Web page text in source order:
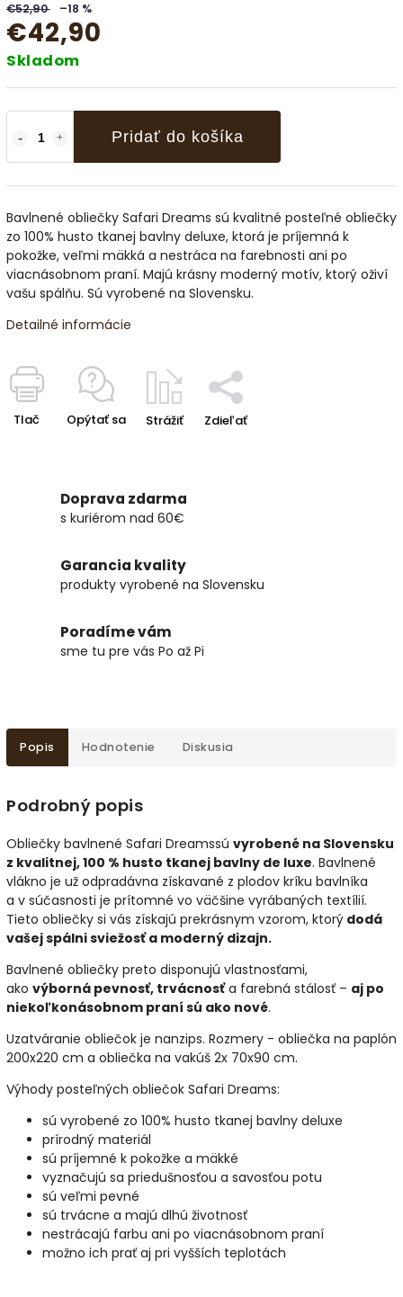
€52,90 –18 %
€42,90
Skladom
Pridať do košíka
Bavlnené obliečky Safari Dreams sú kvalitné posteľné obliečky
zo 100% husto tkanej bavlny deluxe, ktorá je príjemná k
pokožke, veľmi mäkká a nestráca na farebnosti ani po
viacnásobnom praní. Majú krásny moderný motív, ktorý oživí
vašu spálňu. Sú vyrobené na Slovensku.
Detailné informácie
Tlač Opýtať sa Strážiť Zdieľať
Doprava zdarma
s kuriérom nad 60€
Garancia kvality
produkty vyrobené na Slovensku
Poradíme vám
sme tu pre vás Po až Pi
Popis Hodnotenie Diskusia
Podrobný popis
Obliečky bavlnené Safari Dreamssú vyrobené na Slovensku
z kvalitnej, 100 % husto tkanej bavlny de luxe. Bavlnené
vlákno je už odpradávna získavané z plodov kríku bavlníka
a v súčasnosti je prítomné vo väčšine vyrábaných textílií.
Tieto obliečky si vás získajú prekrásnym vzorom, ktorý dodá
vašej spálni sviežosť a moderný dizajn.
Bavlnené obliečky preto disponujú vlastnosťami,
ako výborná pevnosť, trvácnosťa farebná stálosť – aj po
niekoľkonásobnom praní sú ako nové.
Uzatváranie obliečok je nanzips. Rozmery - obliečka na paplón
200x220 cm a obliečka na vakúš 2x 70x90 cm.
Výhody posteľných obliečok Safari Dreams:
sú vyrobené zo 100% husto tkanej bavlny deluxe
prírodný materiál
sú príjemné k pokožke a mäkké
vyznačujú sa priedušnosťou a savosťou potu
sú veľmi pevné
sú trvácne a majú dlhú životnosť
nestrácajú farbu ani po viacnásobnom praní
možno ich prať aj pri vyšších teplotách